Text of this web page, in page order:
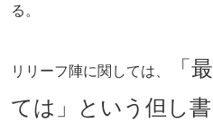
る。
リリーフ陣に関しては、
「
ては」という但し